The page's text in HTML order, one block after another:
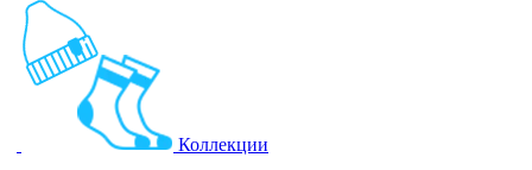
Коллекции